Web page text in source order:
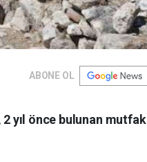
ABONE OL
2 yıl önce bulunan mutfak